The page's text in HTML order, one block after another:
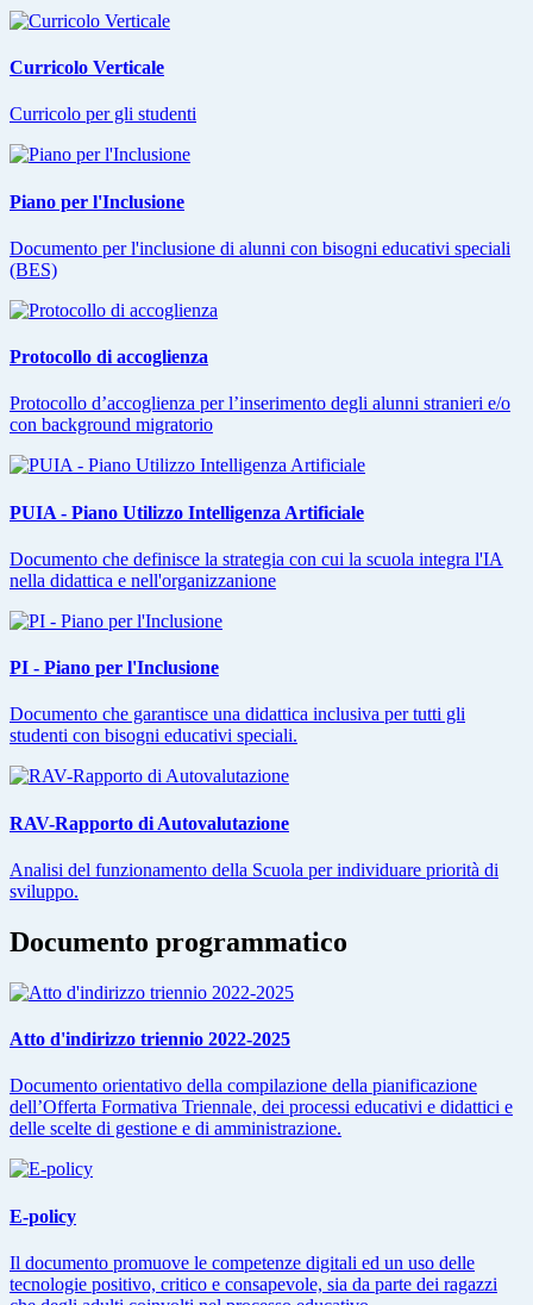
Curricolo Verticale
Curricolo per gli studenti
Piano per l'Inclusione
Documento per l'inclusione di alunni con bisogni educativi speciali
(BES)
Protocollo di accoglienza
Protocollo d’accoglienza per l’inserimento degli alunni stranieri e/o
con background migratorio
PUIA - Piano Utilizzo Intelligenza Artificiale
Documento che definisce la strategia con cui la scuola integra l'IA
nella didattica e nell'organizzanione
PI - Piano per l'Inclusione
Documento che garantisce una didattica inclusiva per tutti gli
studenti con bisogni educativi speciali.
RAV-Rapporto di Autovalutazione
Analisi del funzionamento della Scuola per individuare priorità di
sviluppo.
Documento programmatico
Atto d'indirizzo triennio 2022-2025
Documento orientativo della compilazione della pianificazione
dell’Offerta Formativa Triennale, dei processi educativi e didattici e
delle scelte di gestione e di amministrazione.
E-policy
Il documento promuove le competenze digitali ed un uso delle
tecnologie positivo, critico e consapevole, sia da parte dei ragazzi